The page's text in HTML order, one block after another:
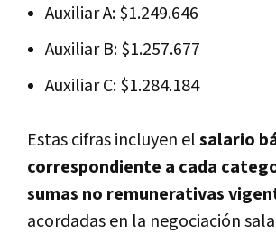
Auxiliar A: $1.249.646
Auxiliar B: $1.257.677
Auxiliar C: $1.284.184
Estas cifras incluyen elsalario
correspondiente a cada
sumas no remunerativas
acordadas en la negociación